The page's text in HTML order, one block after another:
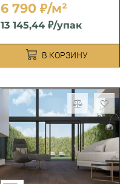
6 790 ₽/м²
13 145,44 ₽/упак
В КОРЗИНУ